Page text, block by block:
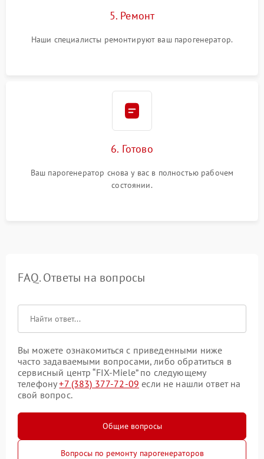
5. Ремонт
Наши специалисты ремонтируют ваш парогенератор.
6. Готово
Ваш парогенератор снова у вас в полностью рабочем
состоянии.
FAQ. Ответы на вопросы
Вы можете ознакомиться с приведенными ниже
часто задаваемыми вопросами, либо обратиться в
сервисный центр “FIX-Miele” по следующему
телефону+7 (383) 377-72-09 если не нашли ответ на
свой вопрос.
Общие вопросы
Вопросы по ремонту парогенераторов